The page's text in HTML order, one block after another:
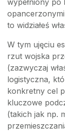
wypełniony po
to widziałeś
W tym ujęciu
rzut wojska
(zazwyczaj
logistyczna,
konkretny cel
kluczowe
(takich jak np.